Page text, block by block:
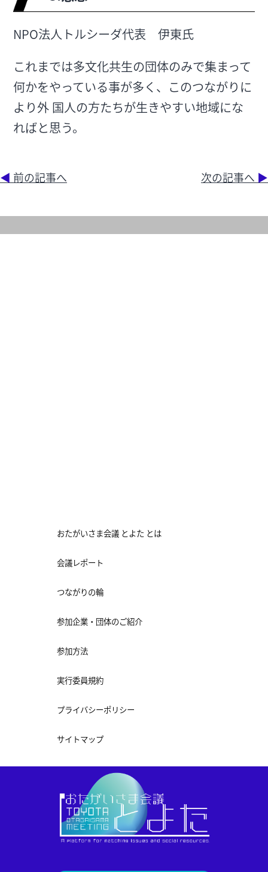
NPO法人トルシーダ代表 伊東氏
これまでは多文化共生の団体のみで集まって
何かをやっている事が多く、このつながりに
より外 国人の方たちが生きやすい地域にな
ればと思う。
◀ 前の記事へ 次の記事へ ▶
おたがいさま会議 とよた とは
会議レポート
つながりの輪
参加企業・団体のご紹介
参加方法
実行委員規約
プライバシーポリシー
サイトマップ